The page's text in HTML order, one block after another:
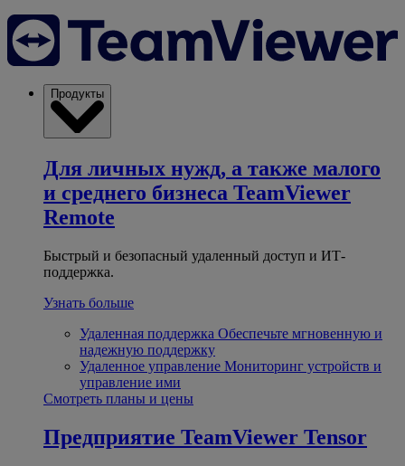
Продукты
Для личных нужд, а также малого
и среднего бизнеса TeamViewer
Remote
Быстрый и безопасный удаленный доступ и ИТ-
поддержка.
Узнать больше
Удаленная поддержка Обеспечьте мгновенную и
надежную поддержку
Удаленное управление Мониторинг устройств и
управление ими
Смотреть планы и цены
Предприятие TeamViewer Tensor